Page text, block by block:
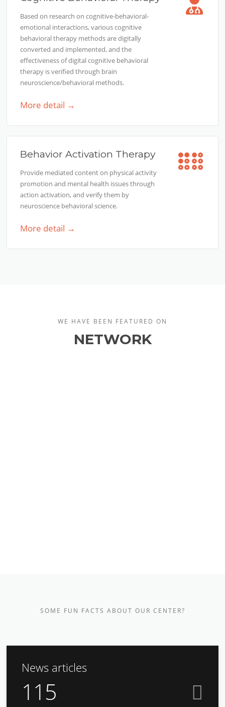
Based on research on cognitive-behavioral-
emotional interactions, various cognitive
behavioral therapy methods are digitally
converted and implemented, and the
effectiveness of digital cognitive behavioral
therapy is verified through brain
neuroscience/behavioral methods.
More detail →
Behavior Activation Therapy
Provide mediated content on physical activity
promotion and mental health issues through
action activation, and verify them by
neuroscience behavioral science.
More detail →
WE HAVE BEEN FEATURED ON
NETWORK
SOME FUN FACTS ABOUT OUR CENTER?
News articles
115